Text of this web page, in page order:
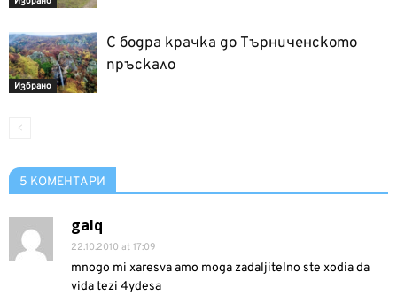
Избрано
С бодра крачка до Търниченското
пръскало
5 КОМЕНТАРИ
galq
22.10.2010 at 17:09
mnogo mi xaresva amo moga zadaljitelno ste xodia da
vida tezi 4ydesa